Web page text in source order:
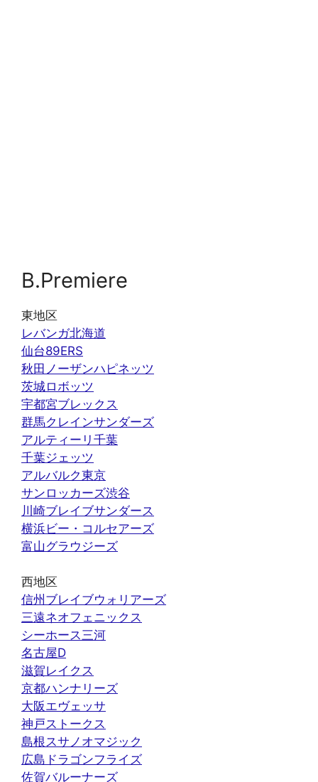
B.Premiere
東地区
レバンガ北海道
仙台89ERS
秋田ノーザンハピネッツ
茨城ロボッツ
宇都宮ブレックス
群馬クレインサンダーズ
アルティーリ千葉
千葉ジェッツ
アルバルク東京
サンロッカーズ渋谷
川崎ブレイブサンダース
横浜ビー・コルセアーズ
富山グラウジーズ
西地区
信州ブレイブウォリアーズ
三遠ネオフェニックス
シーホース三河
名古屋D
滋賀レイクス
京都ハンナリーズ
大阪エヴェッサ
神戸ストークス
島根スサノオマジック
広島ドラゴンフライズ
佐賀バルーナーズ